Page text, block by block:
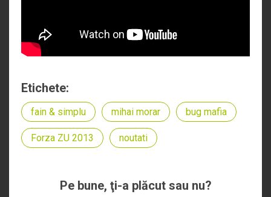
Etichete:
fain & simplu mihai morar bug mafia
Forza ZU 2013 noutati
Pe bune, ţi-a plăcut sau nu?